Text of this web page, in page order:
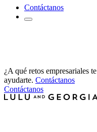
Contáctanos
¿A qué retos empresariales
ayudarte. Contáctanos
Contáctanos